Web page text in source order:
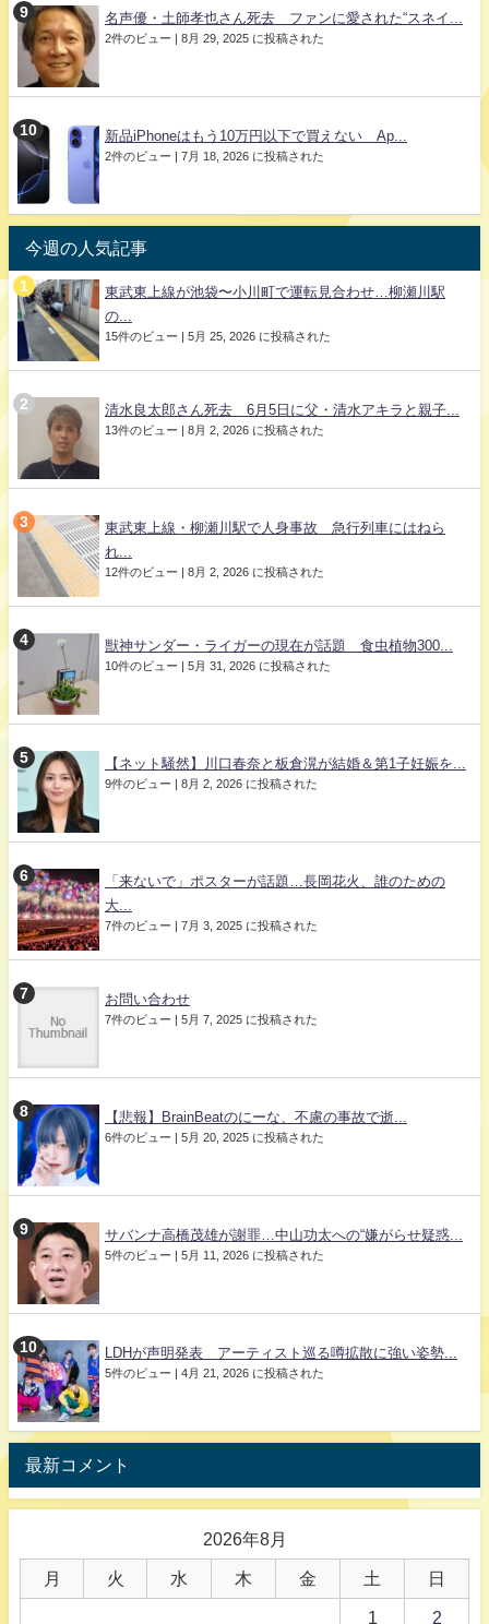
名声優・土師孝也さん死去 ファンに愛された“スネイ...
2件のビュー 8月 29, 2025 に投稿された
新品iPhoneはもう10万円以下で買えない Ap...
2件のビュー 7月 18, 2026 に投稿された
今週の人気記事
東武東上線が池袋〜小川町で運転見合わせ…柳瀬川駅
の...
15件のビュー 5月 25, 2026 に投稿された
清水良太郎さん死去 6月5日に父・清水アキラと親子...
13件のビュー 8月 2, 2026 に投稿された
東武東上線・柳瀬川駅で人身事故 急行列車にはねら
れ...
12件のビュー 8月 2, 2026 に投稿された
獣神サンダー・ライガーの現在が話題 食虫植物300...
10件のビュー 5月 31, 2026 に投稿された
【ネット騒然】川口春奈と板倉滉が結婚＆第1子妊娠を...
9件のビュー 8月 2, 2026 に投稿された
「来ないで」ポスターが話題…長岡花火、誰のための
大...
7件のビュー 7月 3, 2025 に投稿された
お問い合わせ
7件のビュー 5月 7, 2025 に投稿された
【悲報】BrainBeatのにーな、不慮の事故で逝...
6件のビュー 5月 20, 2025 に投稿された
サバンナ高橋茂雄が謝罪…中山功太への“嫌がらせ疑惑...
5件のビュー 5月 11, 2026 に投稿された
LDHが声明発表 アーティスト巡る噂拡散に強い姿勢...
5件のビュー 4月 21, 2026 に投稿された
最新コメント
2026年8月
月 火 水 木 金 土 日
1 2